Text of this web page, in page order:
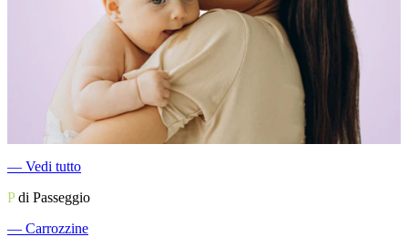
― Vedi tutto
Pdi Passeggio
― Carrozzine